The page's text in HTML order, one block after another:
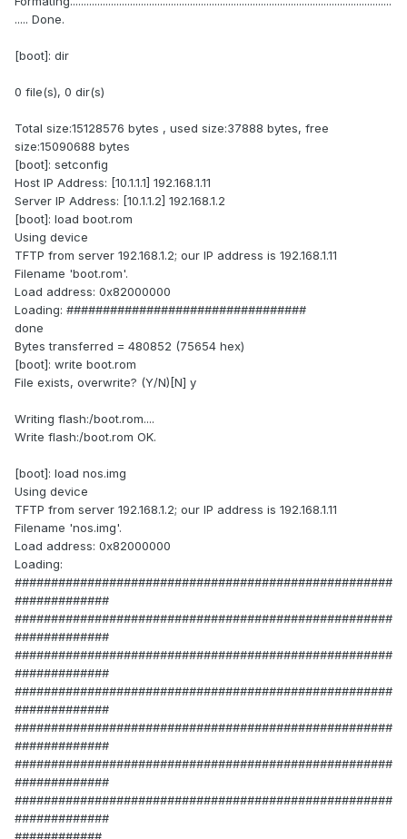
..... Done.
[boot]: dir
0 file(s), 0 dir(s)
Total size:15128576 bytes , used size:37888 bytes, free
size:15090688 bytes
[boot]: setconfig
Host IP Address: [10.1.1.1] 192.168.1.11
Server IP Address: [10.1.1.2] 192.168.1.2
[boot]: load boot.rom
Using device
TFTP from server 192.168.1.2; our IP address is 192.168.1.11
Filename 'boot.rom'.
Load address: 0x82000000
Loading: #################################
done
Bytes transferred = 480852 (75654 hex)
[boot]: write boot.rom
File exists, overwrite? (Y/N)[N] y
Writing flash:/boot.rom....
Write flash:/boot.rom OK.
[boot]: load nos.img
Using device
TFTP from server 192.168.1.2; our IP address is 192.168.1.11
Filename 'nos.img'.
Load address: 0x82000000
Loading:
####################################################
#############
####################################################
#############
####################################################
#############
####################################################
#############
####################################################
#############
####################################################
#############
####################################################
#############